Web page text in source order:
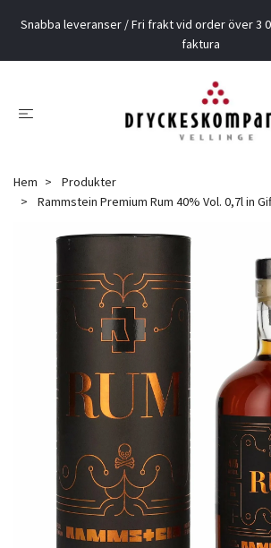
Snabba leveranser / Fri frakt vid order över 3
faktura
Hem
Produkter
Rammstein Premium Rum 40% Vol. 0,7l in